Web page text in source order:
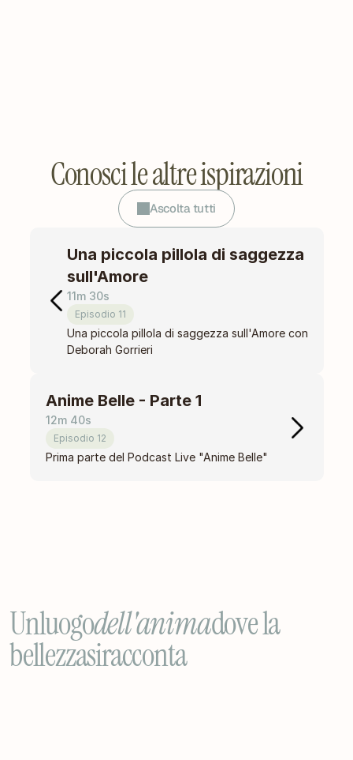
Conosci le altre ispirazioni
Ascolta tutti
Una piccola pillola di saggezza
sull'Amore
11m 30s
Episodio 11
Una piccola pillola di saggezza sull'Amore con
Deborah Gorrieri
Anime Belle - Parte 1
12m 40s
Episodio 12
Prima parte del Podcast Live "Anime Belle"
Unluogodell'animadove la
bellezzasiracconta